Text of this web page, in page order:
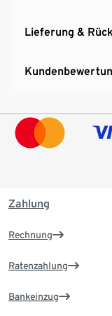
Lieferung &
Zahlung
Rechnung
Ratenzahlung
Bankeinzug